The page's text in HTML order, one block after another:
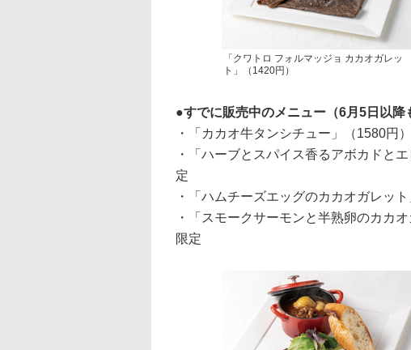
「クワトロ フォルマッジョ カカオガレッ
ト」（1420円）
すでに販売中のメニュー（6月5日以降
・「カカオ牛タンシチュー」（1580円）
・「ハーブとスパイス香るアボカドと
定
・「ハムチーズエッグのカカオガレッ
・「スモークサーモンと半熟卵のカカ
限定